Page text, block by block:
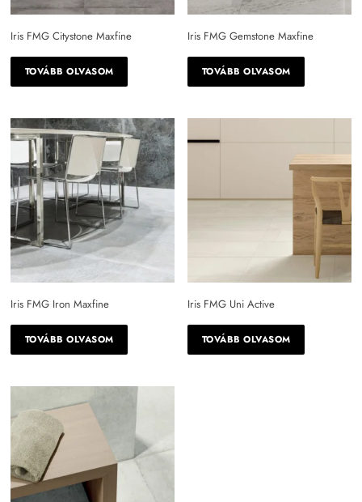
többszínű
Iris FMG Citystone Maxfine
TOVÁBB OLVASOM
Iris FMG Gemstone Maxfine
TOVÁBB OLVASOM
Iris FMG Iron Maxfine
TOVÁBB OLVASOM
Iris FMG Uni Active
TOVÁBB OLVASOM